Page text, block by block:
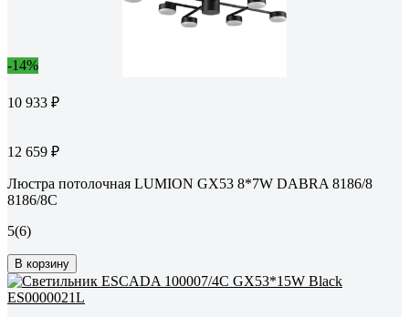
-14%
10 933 ₽
12 659 ₽
Люстра потолочная LUMION GX53 8*7W DABRA 8186/8
8186/8C
5(6)
В корзину